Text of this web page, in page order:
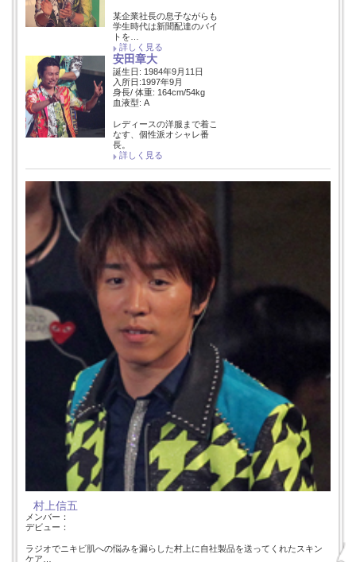
某企業社長の息子ながらも
学生時代は新聞配達のバイ
トを…
詳しく見る
安田章大
誕生日: 1984年9月11日
入所日:1997年9月
身長/ 体重: 164cm/54kg
血液型: A
レディースの洋服まで着こ
なす、個性派オシャレ番
長。
詳しく見る
村上信五
メンバー：
デビュー：
ラジオでニキビ肌への悩みを漏らした村上に自社製品を送ってくれたスキン
ケア…